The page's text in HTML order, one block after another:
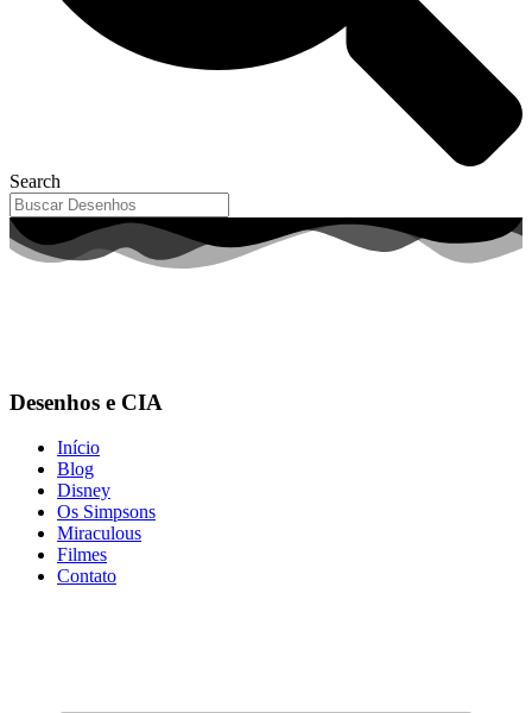
Search
Desenhos e CIA
Início
Blog
Disney
Os Simpsons
Miraculous
Filmes
Contato